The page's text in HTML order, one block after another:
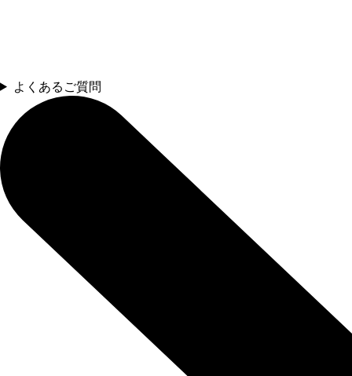
よくあるご質問